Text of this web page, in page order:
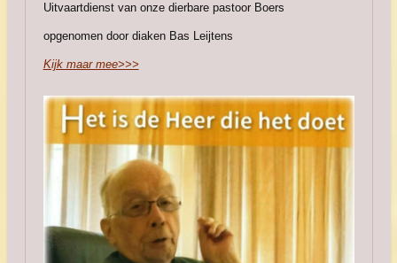
Uitvaartdienst van onze dierbare pastoor Boers
opgenomen door diaken Bas Leijtens
Kijk maar mee>>>